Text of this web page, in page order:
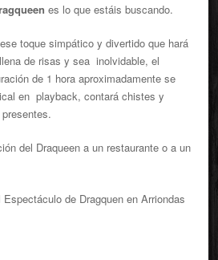
es lo que estáis buscando.
toque simpático y divertido que hará
de risas y sea inolvidable, el
de 1 hora aproximadamente se
en playback, contará chistes y
del Draqueen a un restaurante o a un
de Dragquen en Arriondas